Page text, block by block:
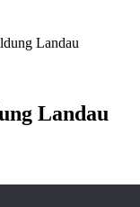
Landau
Landau